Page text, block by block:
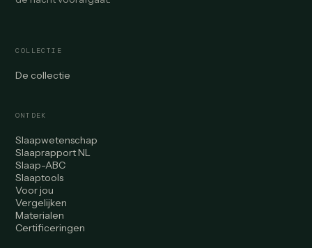
COLLECTIE
De collectie
ONTDEK
Slaapwetenschap
Slaaprapport NL
Slaap-ABC
Slaaptools
Voor jou
Vergelijken
Materialen
Certificeringen